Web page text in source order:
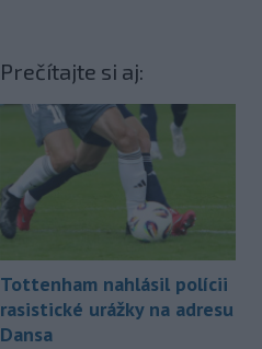
Prečítajte si aj:
Tottenham nahlásil polícii
rasistické urážky na adresu
Dansa